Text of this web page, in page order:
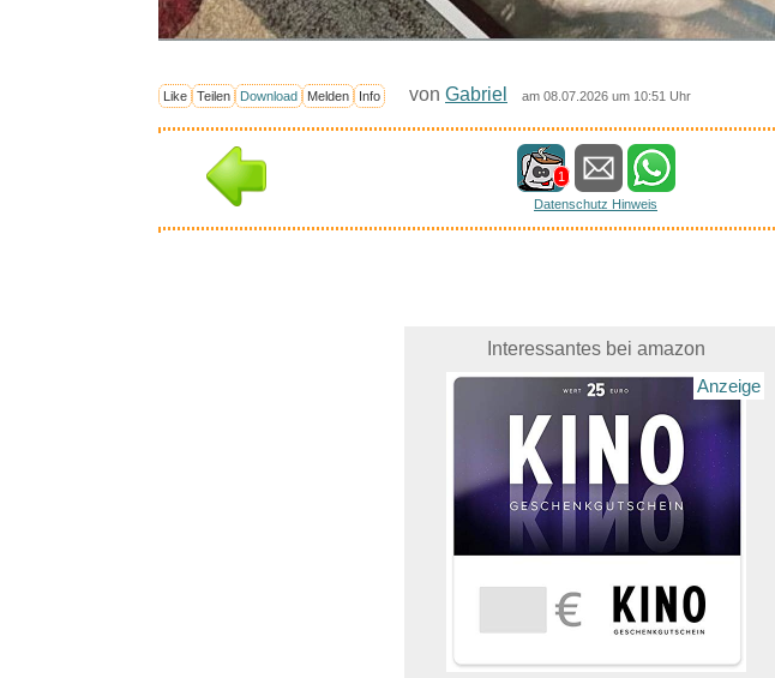
Like Teilen Download Melden Info von Gabriel am 08.07.2026 um 10:51 Uhr
1
Datenschutz Hinweis
Interessantes bei amazon
Anzeige